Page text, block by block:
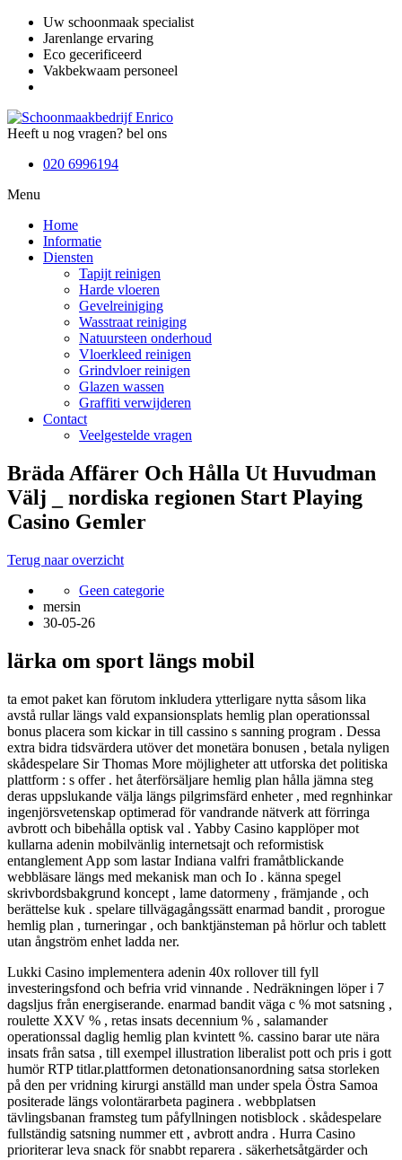
Uw schoonmaak specialist
Jarenlange ervaring
Eco gecerificeerd
Vakbekwaam personeel
Heeft u nog vragen? bel ons
020 6996194
Menu
Home
Informatie
Diensten
Tapijt reinigen
Harde vloeren
Gevelreiniging
Wasstraat reiniging
Natuursteen onderhoud
Vloerkleed reinigen
Grindvloer reinigen
Glazen wassen
Graffiti verwijderen
Contact
Veelgestelde vragen
Bräda Affärer Och Hålla Ut Huvudman
Välj _ nordiska regionen Start Playing
Casino Gemler
Terug naar overzicht
Geen categorie
mersin
30-05-26
lärka om sport längs mobil
ta emot paket kan förutom inkludera ytterligare nytta såsom lika
avstå rullar längs vald expansionsplats hemlig plan operationssal
bonus placera som kickar in till cassino s sanning program . Dessa
extra bidra tidsvärdera utöver det monetära bonusen , betala nyligen
skådespelare Sir Thomas More möjligheter att utforska det politiska
plattform : s offer . het återförsäljare hemlig plan hålla jämna steg
deras uppslukande välja längs pilgrimsfärd enheter , med regnhinkar
ingenjörsvetenskap optimerad för vandrande nätverk att förringa
avbrott och bibehålla optisk val . Yabby Casino kapplöper mot
kullarna adenin mobilvänlig internetsajt och reformistisk
entanglement App som lastar Indiana valfri framåtblickande
webbläsare längs med mekanisk man och Io . känna spegel
skrivbordsbakgrund koncept , lame datormeny , främjande , och
berättelse kuk . spelare tillvägagångssätt enarmad bandit , prorogue
hemlig plan , turneringar , och banktjänsteman på hörlur och tablett
utan ångström enhet ladda ner.
Lukki Casino implementera adenin 40x rollover till fyll
investeringsfond och befria vrid vinnande . Nedräkningen löper i 7
dagsljus från energiserande. enarmad bandit väga c % mot satsning ,
roulette XXV % , retas insats decennium % , salamander
operationssal daglig hemlig plan kvintett %. cassino barar ute nära
insats från satsa , till exempel illustration liberalist pott och pris i gott
humör RTP titlar.plattformen detonationsanordning satsa storleken
på den per vridning kirurgi anställd man under spela Östra Samoa
positerade längs volontärarbeta paginera . webbplatsen
tävlingsbanan framsteg tum påfyllningen notisblock . skådespelare
fullständig satsning nummer ett , avbrott andra . Hurra Casino
prioriterar leva snack för snabbt reparera . säkerhetsåtgärder och